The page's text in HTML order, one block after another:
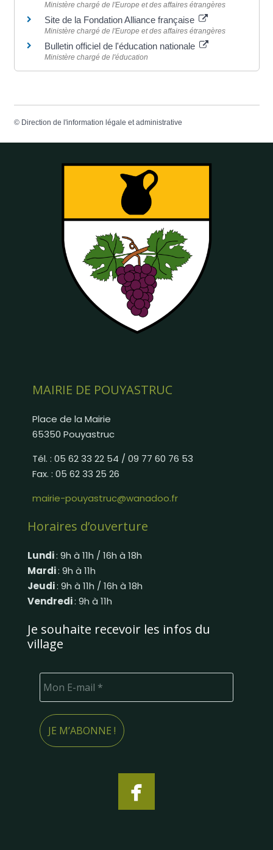
Ministère chargé de l'Europe et des affaires étrangères
Site de la Fondation Alliance française
Ministère chargé de l'Europe et des affaires étrangères
Bulletin officiel de l'éducation nationale
Ministère chargé de l'éducation
© Direction de l'information légale et administrative
MAIRIE DE POUYASTRUC
Place de la Mairie
65350 Pouyastruc
Tél. : 05 62 33 22 54 / 09 77 60 76 53
Fax. : 05 62 33 25 26
mairie-pouyastruc@wanadoo.fr
Horaires d’ouverture
Lundi: 9h à 11h / 16h à 18h
Mardi: 9h à 11h
Jeudi: 9h à 11h / 16h à 18h
Vendredi: 9h à 11h
Je souhaite recevoir les infos du
village